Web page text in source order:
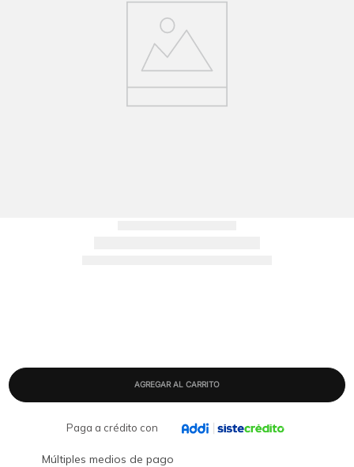
Paga a crédito con
Múltiples medios de pago